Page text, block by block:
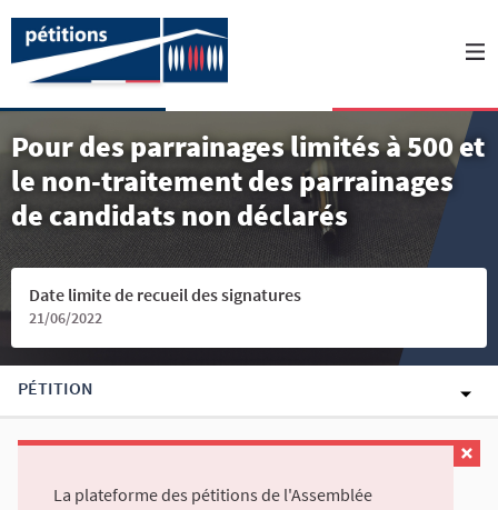
Pour des parrainages limités à 500 et
le non-traitement des parrainages
de candidats non déclarés
Date limite de recueil des signatures
21/06/2022
PÉTITION
La plateforme des pétitions de l'Assemblée